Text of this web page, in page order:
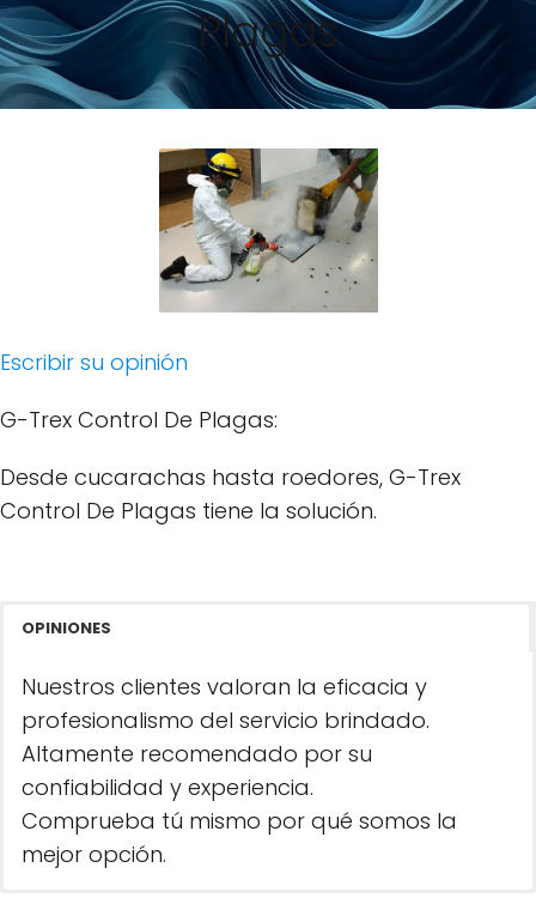
Plagas
Escribir su opinión
G-Trex Control De Plagas:
Desde cucarachas hasta roedores, G-Trex
Control De Plagas tiene la solución.
OPINIONES
Nuestros clientes valoran la eficacia y
profesionalismo del servicio brindado.
Altamente recomendado por su
confiabilidad y experiencia.
Comprueba tú mismo por qué somos la
mejor opción.